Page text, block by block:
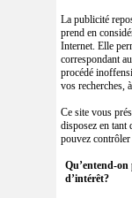
La publicité
prend en
Internet. Elle
correspondant
procédé
vos recherches,
Ce site vous
disposez en tant
pouvez
Qu’entend-
d’intérêt?